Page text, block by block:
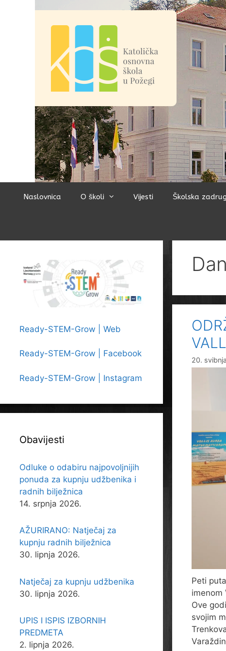
Naslovnica O školi Vijesti Školska
20.
Peti
imenom
Ove
svojim
Ready-STEM-Grow | Web
Ready-STEM-Grow | Facebook
Ready-STEM-Grow | Instagram
Obavijesti
Odluke o odabiru najpovoljnijih
ponuda za kupnju udžbenika i
radnih bilježnica
14. srpnja 2026.
AŽURIRANO: Natječaj za
kupnju radnih bilježnica
30. lipnja 2026.
Natječaj za kupnju udžbenika
30. lipnja 2026.
UPIS I ISPIS IZBORNIH
PREDMETA
2. lipnja 2026.